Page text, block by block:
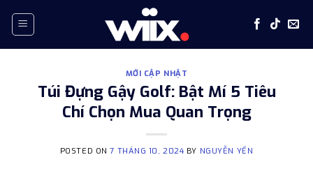
MỚI CẬP NHẬT
Túi Đựng Gậy Golf: Bật Mí 5 Tiêu
Chí Chọn Mua Quan Trọng
POSTED ON7 THÁNG 10, 2024 BY NGUYỄN YẾN